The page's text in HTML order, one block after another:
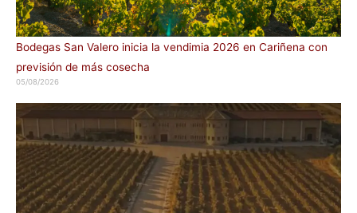
Bodegas San Valero inicia la vendimia 2026 en Cariñena con
previsión de más cosecha
05/08/2026